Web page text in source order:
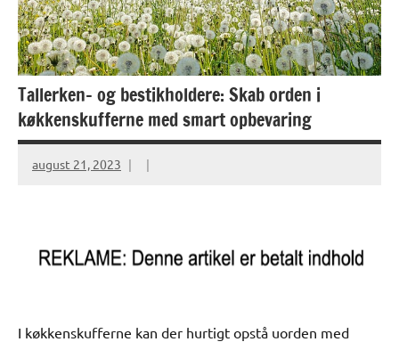
Tallerken- og bestikholdere: Skab orden i
køkkenskufferne med smart opbevaring
august 21, 2023
I køkkenskufferne kan der hurtigt opstå uorden med